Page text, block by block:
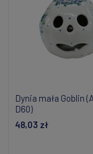
Dynia mała Goblin
D60)
48,03 zł